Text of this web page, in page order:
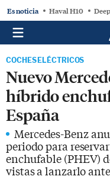
Es noticia Haval H10
COCHES ELÉCTRICOS
Nuevo
híbrido
España
Mercedes-Benz
periodo para
enchufable (PHEV)
vistas a lanzarlo